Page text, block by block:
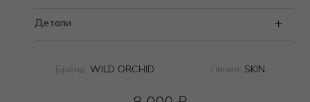
Детали
Бренд: WILD ORCHID Линия: SKIN